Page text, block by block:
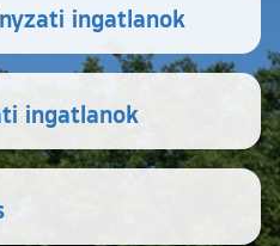
ingatlanok
ingatlanok